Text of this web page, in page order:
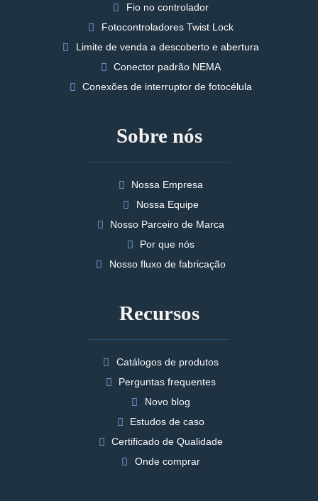
Fio no controlador
Fotocontroladores Twist Lock
Limite de venda a descoberto e abertura
Conector padrão NEMA
Conexões de interruptor de fotocélula
Sobre nós
Nossa Empresa
Nossa Equipe
Nosso Parceiro de Marca
Por que nós
Nosso fluxo de fabricação
Recursos
Catálogos de produtos
Perguntas frequentes
Novo blog
Estudos de caso
Certificado de Qualidade
Onde comprar